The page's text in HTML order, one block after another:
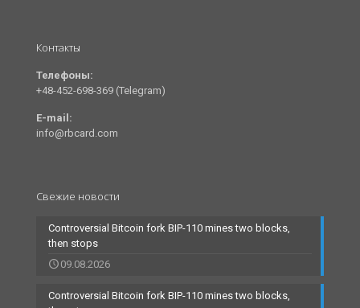
Контакты
Телефоны:
+48-452-698-369 (Telegram)
E-mail:
info@rbcard.com
Свежие новости
Controversial Bitcoin fork BIP-110 mines two blocks,
then stops
09.08.2026
Controversial Bitcoin fork BIP-110 mines two blocks,